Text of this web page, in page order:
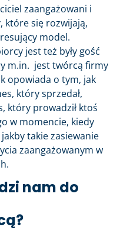
zaangażowani i
które się rozwijają,
model.
jest też były gość
m.in. jest twórcą firmy
opowiada o tym, jak
który sprzedał,
który prowadził ktoś
w momencie, kiedy
takie zasiewanie
zaangażowanym w
nam do